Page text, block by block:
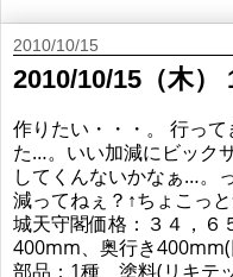
2010/10/15
2010/10/15（木）
作りたい・・・。 行っ
た…。いい加減にビック
してくんないかなぁ…。
減ってねぇ？↑ちょこっ
城天守閣価格：３４，６
400mm、奥行き
部品：1種 塗料(リキテ